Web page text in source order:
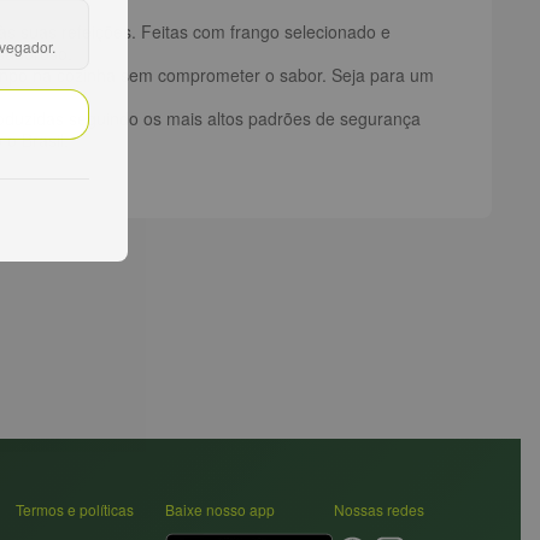
suas refeições. Feitas com frango selecionado e
na cozinha sem comprometer o sabor. Seja para um
seguindo os mais altos padrões de segurança
o Brasil.
Termos e políticas
Baixe nosso app Nossas redes